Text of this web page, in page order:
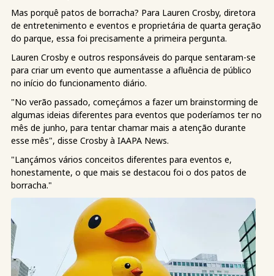
Mas porquê patos de borracha? Para Lauren Crosby, diretora
de entretenimento e eventos e proprietária de quarta geração
do parque, essa foi precisamente a primeira pergunta.
Lauren Crosby e outros responsáveis do parque sentaram-se
para criar um evento que aumentasse a afluência de público
no início do funcionamento diário.
"No verão passado, começámos a fazer um brainstorming de
algumas ideias diferentes para eventos que poderíamos ter no
mês de junho, para tentar chamar mais a atenção durante
esse mês", disse Crosby à IAAPA News.
"Lançámos vários conceitos diferentes para eventos e,
honestamente, o que mais se destacou foi o dos patos de
borracha."